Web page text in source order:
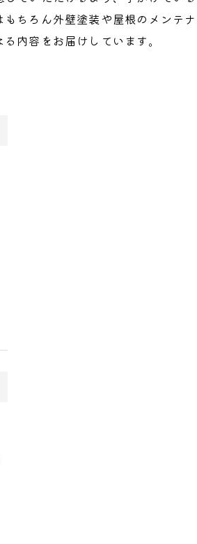
ちろん外壁塗装や屋根のメンテ
内容をお届けしています。